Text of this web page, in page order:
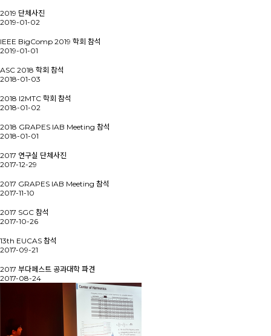
2019 단체사진
2019-01-02
IEEE BigComp 2019 학회 참석
2019-01-01
ASC 2018 학회 참석
2018-01-03
2018 I2MTC 학회 참석
2018-01-02
2018 GRAPES IAB Meeting 참석
2018-01-01
2017 연구실 단체사진
2017-12-29
2017 GRAPES IAB Meeting 참석
2017-11-10
2017 SGC 참석
2017-10-26
13th EUCAS 참석
2017-09-21
2017 부다페스트 공과대학 파견
2017-08-24